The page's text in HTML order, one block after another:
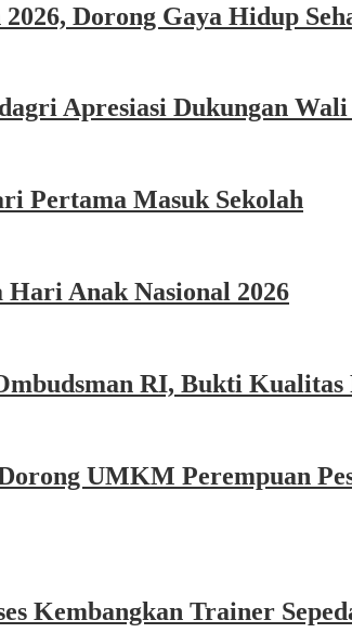
Dorong Gaya Hidup
Apresiasi Dukungan
Pertama Masuk Sekolah
Anak Nasional 2026
RI, Bukti
UMKM Perempuan
Kembangkan Trainer